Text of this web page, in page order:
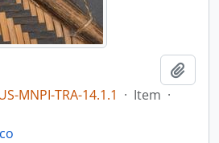
MNPI-TRA-14.1.1 · Item ·